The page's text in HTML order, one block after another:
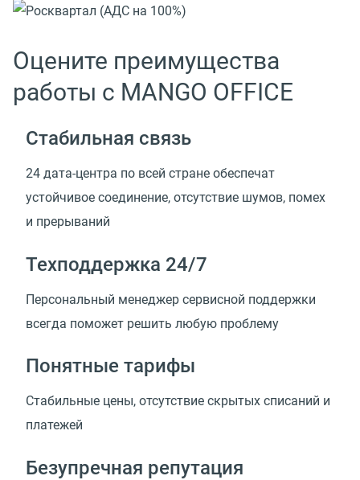
Оцените преимущества
работы с MANGO OFFICE
Стабильная связь
24 дата-центра по всей стране обеспечат
устойчивое соединение, отсутствие шумов, помех
и прерываний
Техподдержка 24/7
Персональный менеджер сервисной поддержки
всегда поможет решить любую проблему
Понятные тарифы
Стабильные цены, отсутствие скрытых списаний и
платежей
Безупречная репутация